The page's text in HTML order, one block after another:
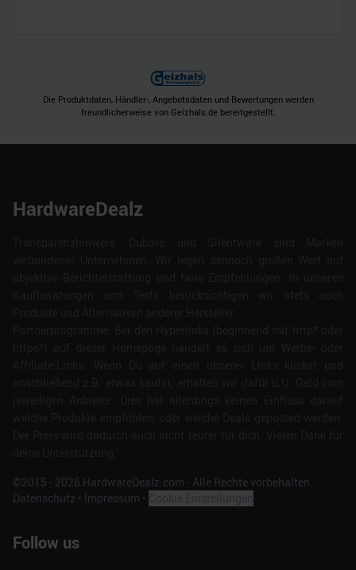
Die Produktdaten, Händler-, Angebotsdaten und Bewertungen werden
freundlicherweise von Geizhals.de bereitgestellt.
HardwareDealz
©2015 - 2026 HardwareDealz.com - Alle Rechte vorbehalten.
Datenschutz • Impressum •
Follow us